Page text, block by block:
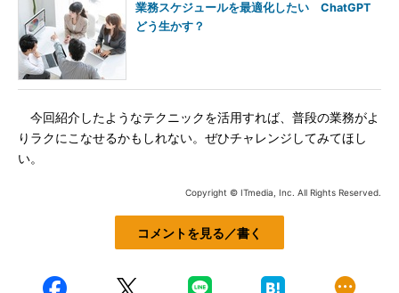
業務スケジュールを最適化したい ChatGPT
どう生かす？
今回紹介したようなテクニックを活用すれば、普段の業務がよ
りラクにこなせるかもしれない。ぜひチャレンジしてみてほし
い。
Copyright © ITmedia, Inc. All Rights Reserved.
コメントを見る／書く